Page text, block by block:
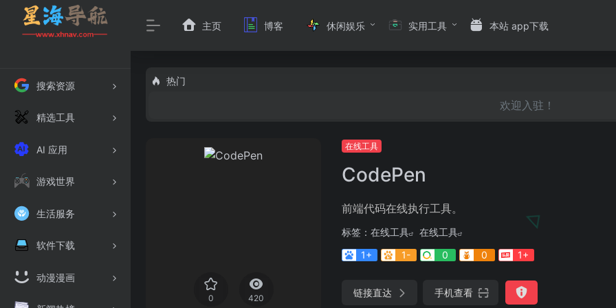
搜索资源
精选工具
AI 应用
游戏世界
生活服务
软件下载
动漫漫画
主页 博客 休闲娱乐 实用工具 本站 app下载
热门
欢迎入驻！
0 420
在线工具
CodePen
前端代码在线执行工具。
标签： 在线工具
在线工具
1+
1- 0 0 1+
链接直达 手机查看